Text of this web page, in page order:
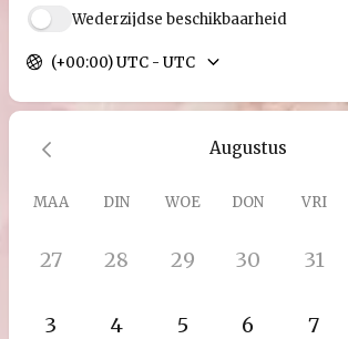
Wederzijdse beschikbaarheid
(+00:00) UTC - UTC
Augustus
MAA DIN WOE DON VRI
27 28 29 30 31
3 4 5 6 7